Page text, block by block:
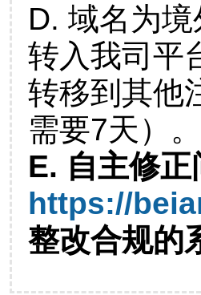
D. 域名为
转入我司平
转移到其他
需要7天）。
E. 自主修
https://
整改合规的